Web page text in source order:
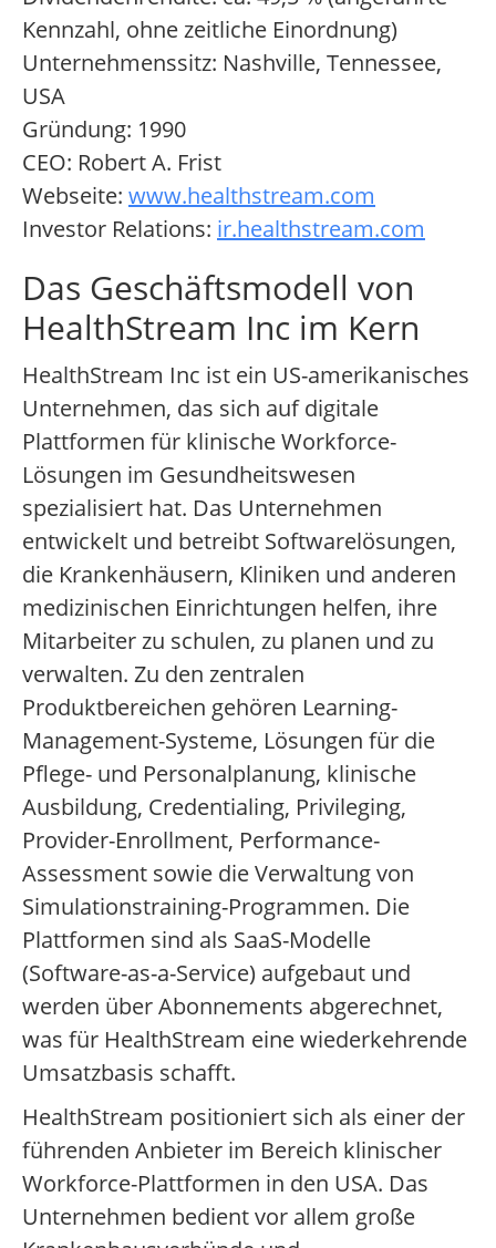
Kennzahl, ohne zeitliche Einordnung)
Unternehmenssitz: Nashville, Tennessee,
USA
Gründung: 1990
CEO: Robert A. Frist
Webseite: www.healthstream.com
Investor Relations: ir.healthstream.com
Das Geschäftsmodell von
HealthStream Inc im Kern
HealthStream Inc ist ein US-amerikanisches
Unternehmen, das sich auf digitale
Plattformen für klinische Workforce-
Lösungen im Gesundheitswesen
spezialisiert hat. Das Unternehmen
entwickelt und betreibt Softwarelösungen,
die Krankenhäusern, Kliniken und anderen
medizinischen Einrichtungen helfen, ihre
Mitarbeiter zu schulen, zu planen und zu
verwalten. Zu den zentralen
Produktbereichen gehören Learning-
Management-Systeme, Lösungen für die
Pflege- und Personalplanung, klinische
Ausbildung, Credentialing, Privileging,
Provider-Enrollment, Performance-
Assessment sowie die Verwaltung von
Simulationstraining-Programmen. Die
Plattformen sind als SaaS-Modelle
(Software-as-a-Service) aufgebaut und
werden über Abonnements abgerechnet,
was für HealthStream eine wiederkehrende
Umsatzbasis schafft.
HealthStream positioniert sich als einer der
führenden Anbieter im Bereich klinischer
Workforce-Plattformen in den USA. Das
Unternehmen bedient vor allem große